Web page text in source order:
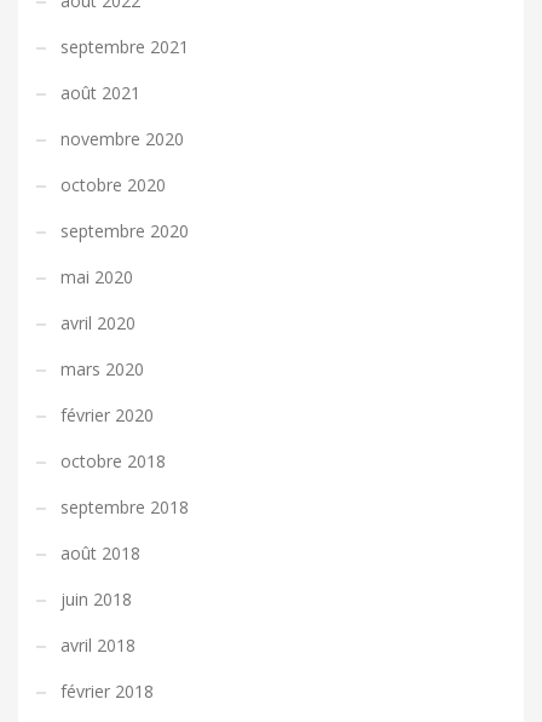
septembre 2021
août 2021
novembre 2020
octobre 2020
septembre 2020
mai 2020
avril 2020
mars 2020
février 2020
octobre 2018
septembre 2018
août 2018
juin 2018
avril 2018
février 2018